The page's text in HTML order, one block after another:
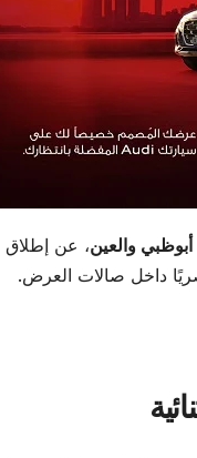
أبوظبي والعين، عن إطلاق
داخل صالات العرض.